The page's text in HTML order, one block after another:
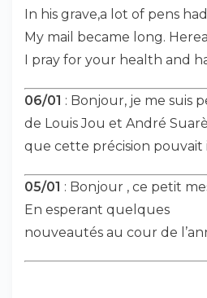
In his grave,a lot of pens
My mail became long.
I pray for your health and
06/01 : Bonjour, je me suis
de Louis Jou et André
que cette précision pouvait
05/01 : Bonjour , ce petit
En esperant quelques
nouveautés au cour de